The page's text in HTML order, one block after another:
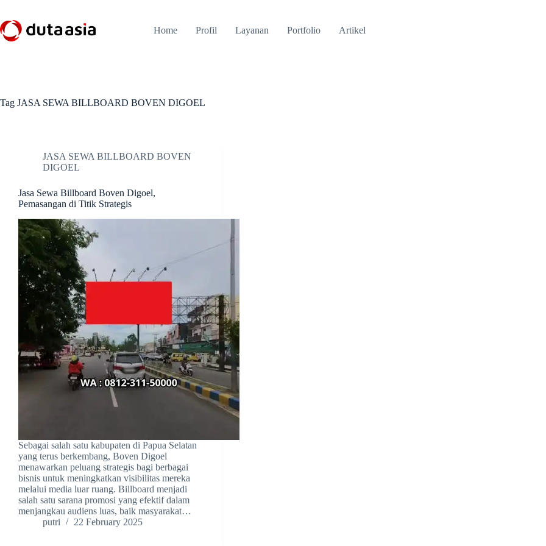
content
Home Profil Layanan Portfolio Artikel
Tag JASA SEWA BILLBOARD BOVEN DIGOEL
JASA SEWA BILLBOARD BOVEN
DIGOEL
Jasa Sewa Billboard Boven Digoel,
Pemasangan di Titik Strategis
Sebagai salah satu kabupaten di Papua Selatan
yang terus berkembang, Boven Digoel
menawarkan peluang strategis bagi berbagai
bisnis untuk meningkatkan visibilitas mereka
melalui media luar ruang. Billboard menjadi
salah satu sarana promosi yang efektif dalam
menjangkau audiens luas, baik masyarakat…
putri
22 February 2025